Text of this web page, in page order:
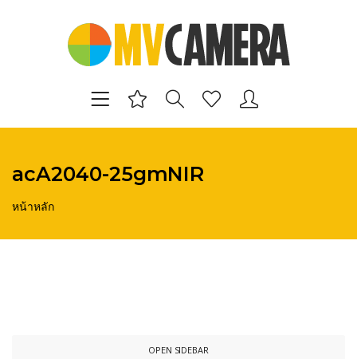
acA2040-25gmNIR
หน้าหลัก
OPEN SIDEBAR